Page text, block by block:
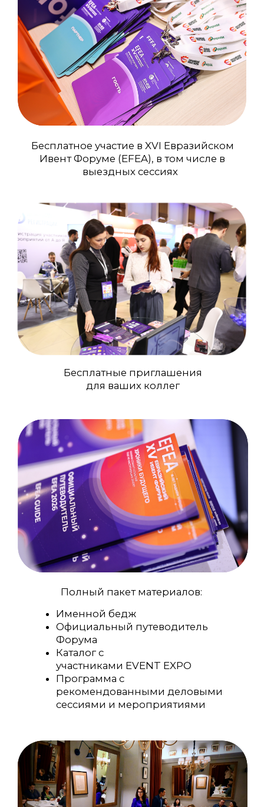
Полный пакет материалов:
Именной бедж
Официальный путеводитель
Форума
Каталог с
участниками EVENT EXPO
Программа с
рекомендованными деловыми
сессиями и мероприятиями
Специальный байерский трек:
Отдельная стойка регистрации
Переговорная зона на Бирже
деловых контактов (БДК)
Кофе-брейки, обеды
Специальная сессия
для байеров в рамках деловой
программы
Приглашение на EFEA Awards*
*- только по пакету БАЙЕР БАЗА
Индивидуальное расписание встреч:
Доступ в
с экспонентами
Помощь в координации
Список экспонентов по
выбранной отрасли
Бесплатные приглашения
для ваших коллег